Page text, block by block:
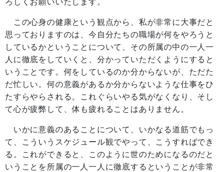
ろしくお願いいたします。
この心身の健康という観点から、私が非常に大事だと
思っておりますのは、今自分たちの職場が何をやろうと
しているかということについて、その所属の中の一人一
人に徹底をしていくと、分かっていただくようにすると
いうことです。何をしているのか分からないが、ただた
だ忙しい。何の意義があるか分からないような仕事をひ
たすらやらされる。これぐらいやる気がなくなり、そし
て心が疲弊して、体も疲れることはありません。
いかに意義のあることについて、いかなる道筋でもっ
て、こういうスケジュール観でやって、こうすればでき
る。これができると、このように世のためになるのだと
いうことを所属の一人一人に徹底するということが非常